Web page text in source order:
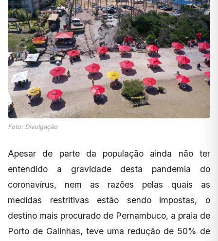
Foto: Divulgação
Apesar de parte da população ainda não ter
entendido a gravidade desta pandemia do
coronavírus, nem as razões pelas quais as
medidas restritivas estão sendo impostas, o
destino mais procurado de Pernambuco, a praia de
Porto de Galinhas, teve uma redução de 50% de